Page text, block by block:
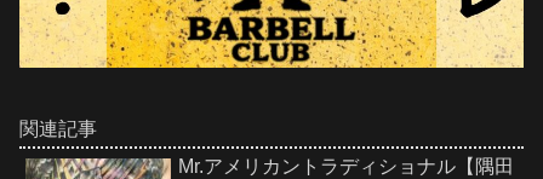
関連記事
Mr.アメリカントラディショナル【隅田